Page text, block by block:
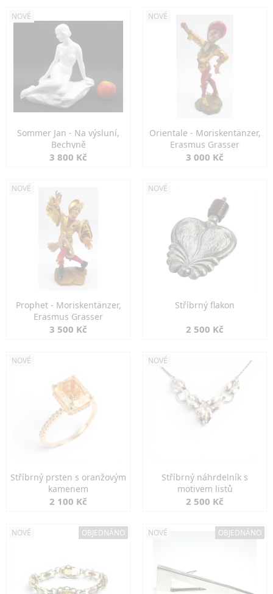
NOVÉ
Sommer Jan - Na výsluní,
Bechyně
3 800 Kč
NOVÉ
Orientale - Moriskentänzer,
Erasmus Grasser
3 000 Kč
NOVÉ
Prophet - Moriskentänzer,
Erasmus Grasser
3 500 Kč
NOVÉ
Stříbrný flakon
2 500 Kč
NOVÉ
Stříbrný prsten s oranžovým
kamenem
2 100 Kč
NOVÉ
Stříbrný náhrdelník s
motivem listů
2 500 Kč
NOVÉ OBJEDNÁNO NOVÉ OBJEDNÁNO